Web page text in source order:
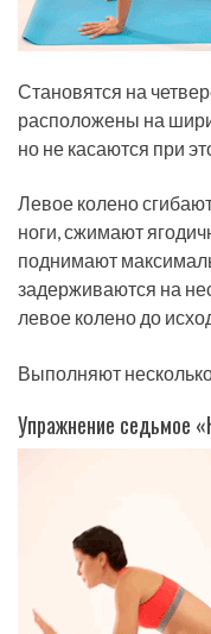
Становятся на
расположены на
но не касаются при
Левое колено
ноги, сжимают
поднимают
задерживаются на
левое колено до
Выполняют
Упражнение седьмое